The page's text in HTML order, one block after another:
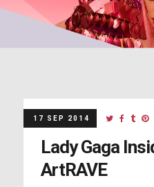
17 SEP 2014
Lady Gaga
ArtRAVE